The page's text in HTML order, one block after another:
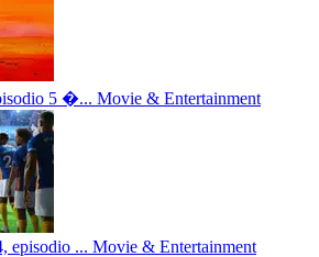
5 �... Movie & Entertainment
episodio ... Movie & Entertainment